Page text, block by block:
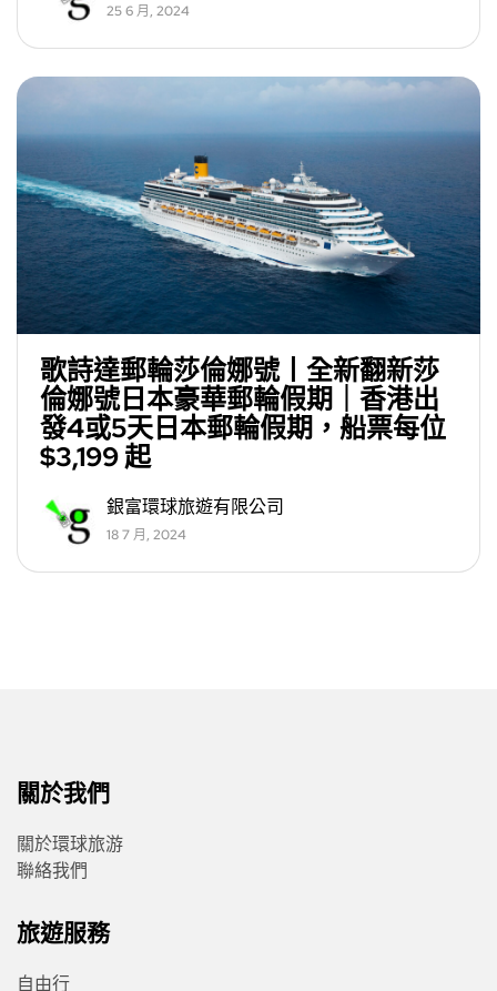
25 6 月, 2024
歌詩達郵輪莎倫娜號丨全新翻新莎
倫娜號日本豪華郵輪假期｜香港出
發4或5天日本郵輪假期，船票每位
$3,199 起
銀富環球旅遊有限公司
18 7 月, 2024
關於我們
關於環球旅游
聯絡我們
旅遊服務
自由行